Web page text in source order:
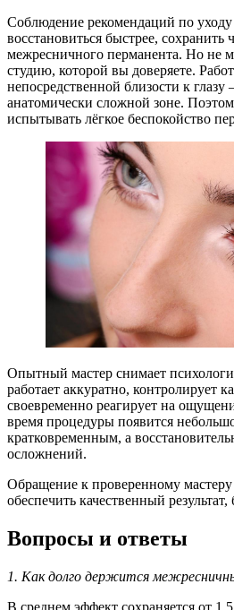
Соблюдение рекомендаций по
восстановиться быстрее, сохранить
межресничного перманента. Но не
студию, которой вы доверяете.
непосредственной близости к
анатомически сложной зоне.
испытывать лёгкое беспокойство
Опытный мастер снимает
работает аккуратно, контролирует
своевременно реагирует на
время процедуры появится
кратковременным, а
осложнений.
Обращение к проверенному
обеспечить качественный
Вопросы и ответы
1. Как долго держится
В среднем эффект сохраняется от